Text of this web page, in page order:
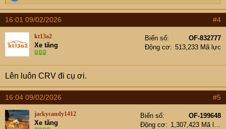
e
a
c
t
i
o
n
s
:
16:01 09/02/2026 #4
kt13a2
Xe tăng
Biển số
OF-832777
Động cơ
513,233 Mã lực
Lên luôn CRV đi cụ ơi.
16:04 09/02/2026 #5
jackycandy1412
Xe tăng
Biển số
OF-199648
Động cơ
1,307,423 Mã lực